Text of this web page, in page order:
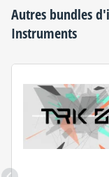
Autres bundles
Instruments